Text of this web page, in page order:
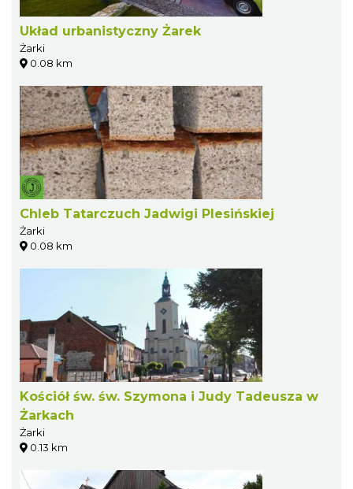
Układ urbanistyczny Żarek
Żarki
0.08 km
Chleb Tatarczuch Jadwigi Plesińskiej
Żarki
0.08 km
Kościół św. św. Szymona i Judy Tadeusza w
Żarkach
Żarki
0.13 km